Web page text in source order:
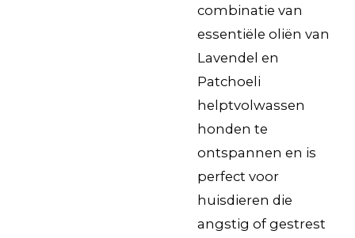
combinatie van
essentiële oliën van
Lavendel en
Patchoeli
helptvolwassen
honden te
ontspannen en is
perfect voor
huisdieren die
angstig of gestrest